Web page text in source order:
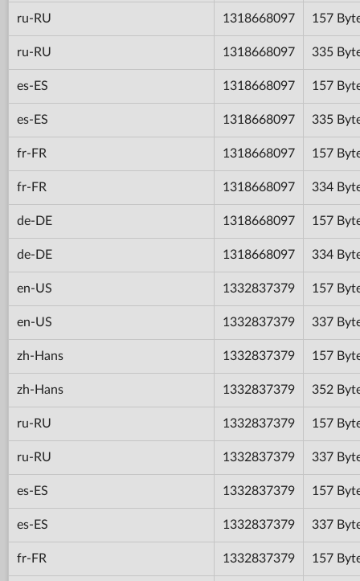
ru-RU 1318668097 157
ru-RU 1318668097 335
es-ES 1318668097 157
es-ES 1318668097 335
fr-FR 1318668097 157
fr-FR 1318668097 334
de-DE 1318668097 157
de-DE 1318668097 334
en-US 1332837379 157
en-US 1332837379 337
zh-Hans 1332837379 157
zh-Hans 1332837379 352
ru-RU 1332837379 157
ru-RU 1332837379 337
es-ES 1332837379 157
es-ES 1332837379 337
fr-FR 1332837379 157